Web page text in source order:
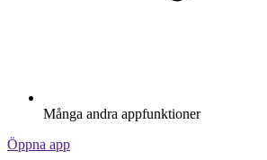
Många andra appfunktioner
Öppna app